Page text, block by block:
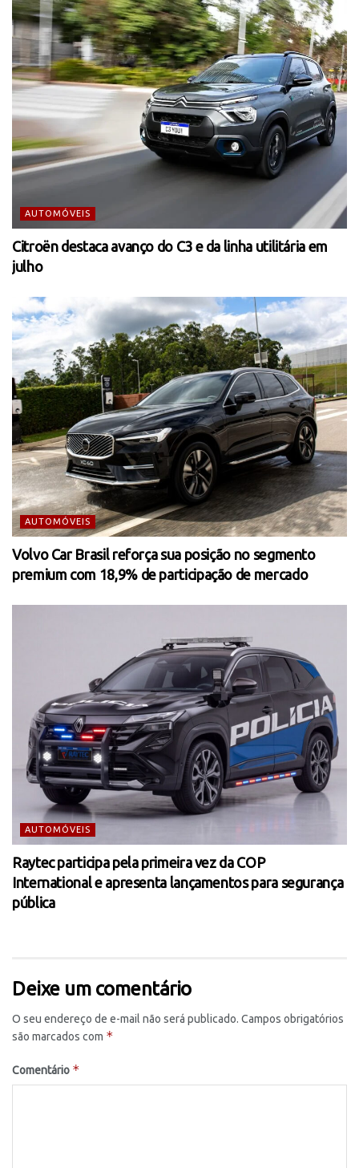
AUTOMÓVEIS
Citroën destaca avanço do C3 e da linha utilitária em
julho
AUTOMÓVEIS
Volvo Car Brasil reforça sua posição no segmento
premium com 18,9% de participação de mercado
AUTOMÓVEIS
Raytec participa pela primeira vez da COP
International e apresenta lançamentos para segurança
pública
Deixe um comentário
O seu endereço de e-mail não será publicado. Campos obrigatórios
são marcados com *
Comentário *